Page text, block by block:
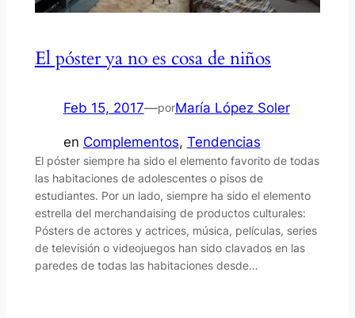
El póster ya no es cosa de niños
Feb 15, 2017—porMaría López Soler
en Complementos, Tendencias
El póster siempre ha sido el elemento favorito de todas
las habitaciones de adolescentes o pisos de
estudiantes. Por un lado, siempre ha sido el elemento
estrella del merchandaising de productos culturales:
Pósters de actores y actrices, música, películas, series
de televisión o videojuegos han sido clavados en las
paredes de todas las habitaciones desde…